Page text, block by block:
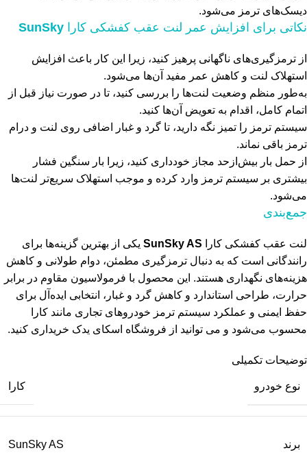
دیسک‌های ترمز می‌شود.
نکاتی برای افزایش عمر لنت عقب کفشکی کارا SunSky
از ترمزگیری‌های ناگهانی پرهیز کنید، زیرا این کار باعث افزایش
استهلاک لنت و کاهش عمر مفید آن‌ها می‌شود.
به‌طور منظم وضعیت لنت‌ها را بررسی کنید، تا در صورت نیاز قبل از
اتمام کامل، اقدام به تعویض آن‌ها کنید.
سیستم ترمز را تمیز نگه دارید، تا گرد و غبار اضافی روی لنت و درام
ترمز باقی نماند.
از حمل بار بیش‌ازحد مجاز خودداری کنید، زیرا بار سنگین فشار
بیشتری بر سیستم ترمز وارد کرده و موجب استهلاک سریع‌تر لنت‌ها
می‌شود.
جمع‌بندی
لنت عقب کفشکی کارا SunSky AS یکی از بهترین گزینه‌ها برای
رانندگانی است که به دنبال ترمزگیری مطمئن، دوام طولانی و کاهش
هزینه‌های نگهداری هستند. این محصول با فرمولاسیون مقاوم در برابر
حرارت، طراحی استاندارد و کاهش گرد و غبار، انتخابی ایده‌آل برای
حفظ ایمنی و عملکرد سیستم ترمز خودروهای تجاری مانند کارا
محسوب می‌شود و می توانید از فروشگاه اسکای یدک خریداری کنید.
توضیحات تکمیلی
نوع خودرو کارا
برند SunSky AS